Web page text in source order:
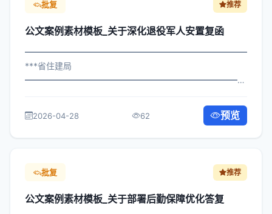
批复 推荐
公文案例素材模板_关于深化退役军人安置复函
***省住建局
构： 为深入贯彻落实习近平总书记关于...
2026-04-28 62 预览
批复 推荐
公文案例素材模板_关于部署后勤保障优化答复